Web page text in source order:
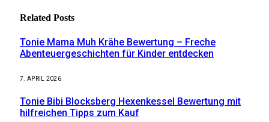
Related Posts
Tonie Mama Muh Krähe Bewertung – Freche
Abenteuergeschichten für Kinder entdecken
7. APRIL 2026
Tonie Bibi Blocksberg Hexenkessel Bewertung mit
hilfreichen Tipps zum Kauf